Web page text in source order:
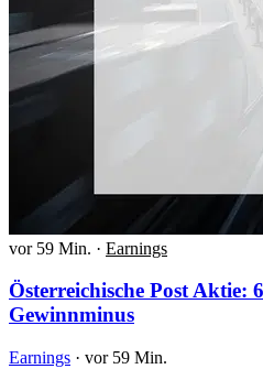
vor 59 Min. · Earnings
Österreichische Post Aktie:
Gewinnminus
Earnings · vor 59 Min.